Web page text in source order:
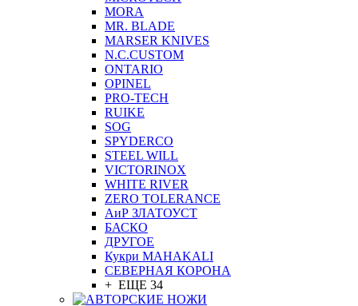
MORA
MR. BLADE
MARSER KNIVES
N.C.CUSTOM
ONTARIO
OPINEL
PRO-TECH
RUIKE
SOG
SPYDERCO
STEEL WILL
VICTORINOX
WHITE RIVER
ZERO TOLERANCE
АиР ЗЛАТОУСТ
БАСКО
ДРУГОЕ
Кукри MAHAKALI
СЕВЕРНАЯ КОРОНА
+ ЕЩЕ 34